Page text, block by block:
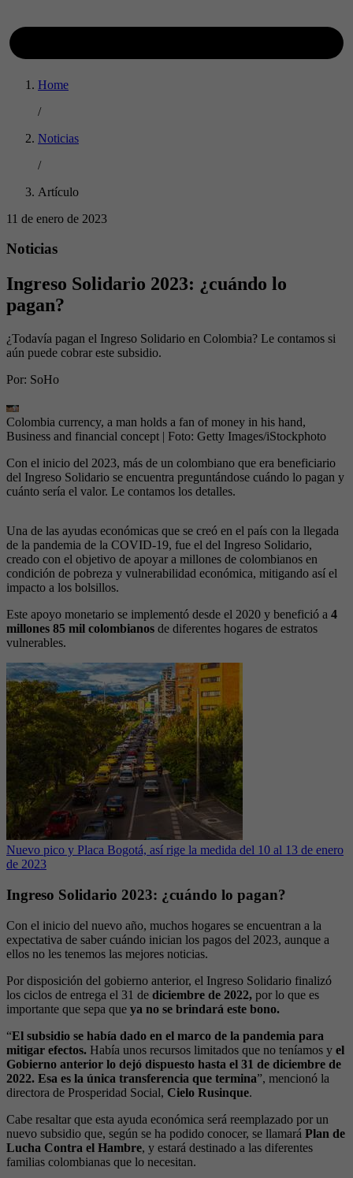
Home
/
Noticias
/
Artículo
11 de enero de 2023
Noticias
Ingreso Solidario 2023: ¿cuándo lo
pagan?
¿Todavía pagan el Ingreso Solidario en Colombia? Le contamos si
aún puede cobrar este subsidio.
Por: SoHo
Colombia currency, a man holds a fan of money in his hand,
Business and financial concept | Foto: Getty Images/iStockphoto
Con el inicio del 2023, más de un colombiano que era beneficiario
del Ingreso Solidario se encuentra preguntándose cuándo lo pagan y
cuánto sería el valor. Le contamos los detalles.
Una de las ayudas económicas que se creó en el país con la llegada
de la pandemia de la COVID-19, fue el del Ingreso Solidario,
creado con el objetivo de apoyar a millones de colombianos en
condición de pobreza y vulnerabilidad económica, mitigando así el
impacto a los bolsillos.
Este apoyo monetario se implementó desde el 2020 y benefició a 4
millones 85 mil colombianos de diferentes hogares de estratos
vulnerables.
Nuevo pico y Placa Bogotá, así rige la medida del 10 al 13 de enero
de 2023
Ingreso Solidario 2023: ¿cuándo lo pagan?
Con el inicio del nuevo año, muchos hogares se encuentran a la
expectativa de saber cuándo inician los pagos del 2023, aunque a
ellos no les tenemos las mejores noticias.
Por disposición del gobierno anterior, el Ingreso Solidario finalizó
los ciclos de entrega el 31 de diciembre de 2022, por lo que es
importante que sepa que ya no se brindará este bono.
“El subsidio se había dado en el marco de la pandemia para
mitigar efectos. Había unos recursos limitados que no teníamos y el
Gobierno anterior lo dejó dispuesto hasta el 31 de diciembre de
2022. Esa es la única transferencia que termina”, mencionó la
directora de Prosperidad Social, Cielo Rusinque.
Cabe resaltar que esta ayuda económica será reemplazado por un
nuevo subsidio que, según se ha podido conocer, se llamará Plan de
Lucha Contra el Hambre, y estará destinado a las diferentes
familias colombianas que lo necesitan.